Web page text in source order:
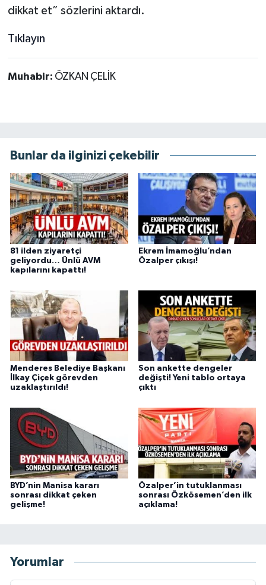
dikkat et” sözlerini aktardı.
Tıklayın
Muhabir: ÖZKAN ÇELİK
Bunlar da ilginizi çekebilir
81 ilden ziyaretçi
geliyordu… Ünlü AVM
kapılarını kapattı!
Ekrem İmamoğlu’ndan
Özalper çıkışı!
Menderes Belediye Başkanı
İlkay Çiçek görevden
uzaklaştırıldı!
Son ankette dengeler
değişti! Yeni tablo ortaya
çıktı
BYD’nin Manisa kararı
sonrası dikkat çeken
gelişme!
Özalper’in tutuklanması
sonrası Özkösemen’den ilk
açıklama!
Yorumlar